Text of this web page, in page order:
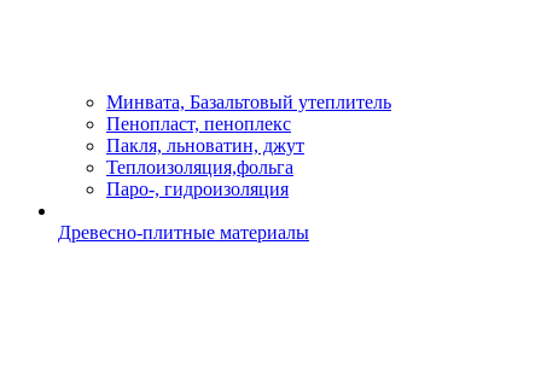
Минвата, Базальтовый утеплитель
Пенопласт, пеноплекс
Пакля, льноватин, джут
Теплоизоляция,фольга
Паро-, гидроизоляция
Древесно-плитные материалы